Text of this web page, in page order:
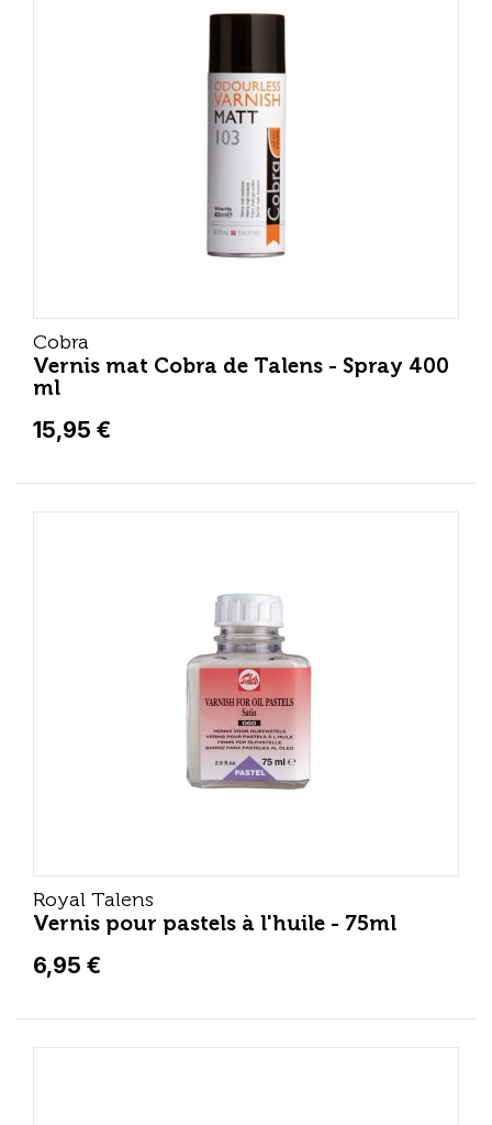
Cobra
Vernis mat Cobra de Talens - Spray 400
ml
15,95 €
Royal Talens
Vernis pour pastels à l'huile - 75ml
6,95 €